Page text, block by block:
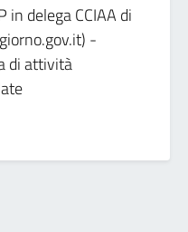
in delega CCIAA di
-
di attività